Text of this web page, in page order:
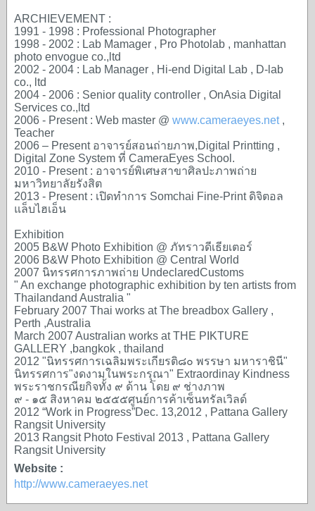
ARCHIEVEMENT :
1991 - 1998 : Professional Photographer
1998 - 2002 : Lab Mamager , Pro Photolab , manhattan
photo envogue co.,ltd
2002 - 2004 : Lab Manager , Hi-end Digital Lab , D-lab
co., ltd
2004 - 2006 : Senior quality controller , OnAsia Digital
Services co.,ltd
2006 - Present : Web master @ www.cameraeyes.net,
Teacher
2006 – Present อาจารย์สอนถ่ายภาพ,Digital Printting ,
Digital Zone System ที่ CameraEyes School.
2010 - Present : อาจารย์พิเศษสาขาศิลปะภาพถ่าย
มหาวิทยาลัยรังสิต
2013 - Present : เปิดทำการ Somchai Fine-Print ดิจิตอล
แล็บไฮเอ็น
Exhibition
2005 B&W Photo Exhibition @ ภัทราวดีเธียเตอร์
2006 B&W Photo Exhibition @ Central World
2007 นิทรรศการภาพถ่าย UndeclaredCustoms
" An exchange photographic exhibition by ten artists from
Thailandand Australia "
February 2007 Thai works at The breadbox Gallery ,
Perth ,Australia
March 2007 Australian works at THE PIKTURE
GALLERY ,bangkok , thailand
2012 "นิทรรศการเฉลิมพระเกียรติ๘๐ พรรษา มหาราชินี"
นิทรรศการ"งดงามในพระกรุณา" Extraordinay Kindness
พระราชกรณียกิจทั้ง ๙ ด้าน โดย ๙ ช่างภาพ
๙ - ๑๕ สิงหาคม ๒๕๕๕ศูนย์การค้าเซ็นทรัลเวิลด์
2012 “Work in Progress”Dec. 13,2012 , Pattana Gallery
Rangsit University
2013 Rangsit Photo Festival 2013 , Pattana Gallery
Rangsit University
Website :
http://www.cameraeyes.net